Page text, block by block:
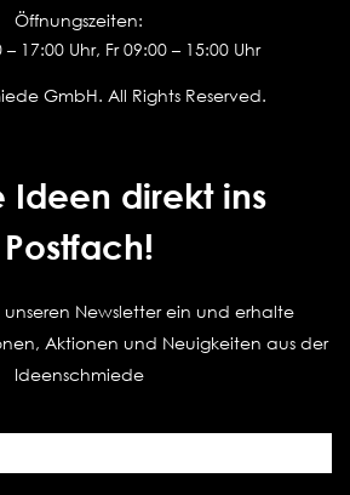
Öffnungszeiten:
17:00 Uhr, Fr 09:00 – 15:00 Uhr
GmbH. All Rights Reserved.
Ideen direkt ins
Postfach!
Newsletter ein und erhalte
Aktionen und Neuigkeiten aus der
Ideenschmiede